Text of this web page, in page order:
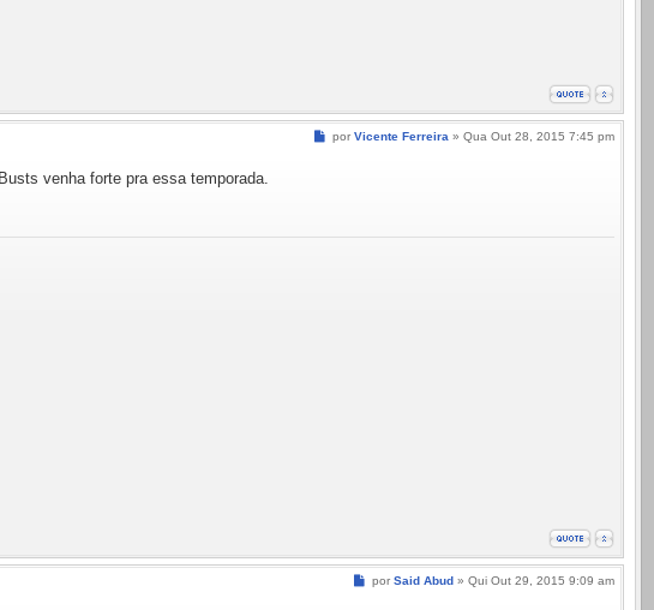
Mensagem
por Vicente Ferreira » Qua Out 28, 2015 7:45 pm
venha forte pra essa temporada.
Mensagem
por Said Abud » Qui Out 29, 2015 9:09 am